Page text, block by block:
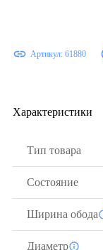
Артикул: 61880
Характеристики
Тип товара
Состояние
Ширина обода
Диаметр